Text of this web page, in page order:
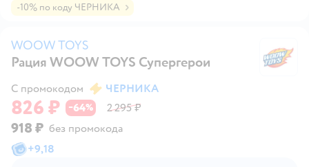
-10% по коду ЧЕРНИКА
WOOW TOYS
Рация WOOW TOYS Супергерои
С промокодом
ЧЕРНИКА
826 ₽ −64% 2 295 ₽
918 ₽ без промокода
+9,18